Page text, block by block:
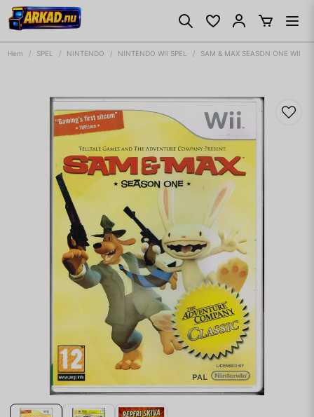
Hem SPEL NINTENDO NINTENDO WII SPEL SAM & MAX SEASON ONE WII